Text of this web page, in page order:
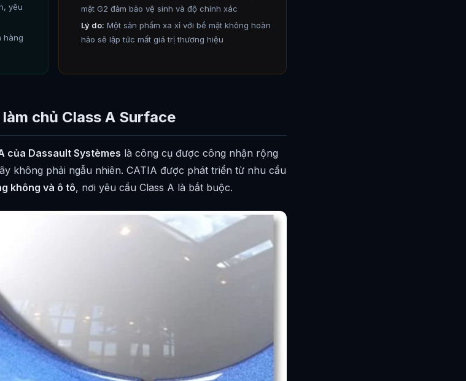
yêu
hàng
mặt G2 đảm bảo vệ sinh và độ chính xác
Lý do: Một sản phẩm xa xỉ với bề mặt không hoàn
hảo sẽ lập tức mất giá trị thương hiệu
chủ Class A Surface
của Dassault Systèmes là công cụ được công nhận rộng
không phải ngẫu nhiên. CATIA được phát triển từ nhu cầu
không và ô tô, nơi yêu cầu Class A là bắt buộc.